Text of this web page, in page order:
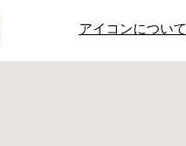
アイコンについて